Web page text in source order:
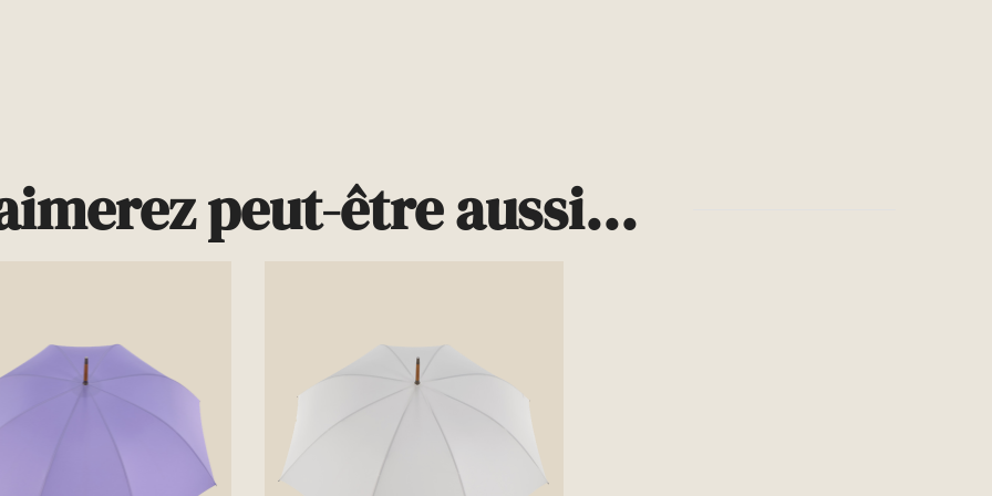
peut-être aussi...